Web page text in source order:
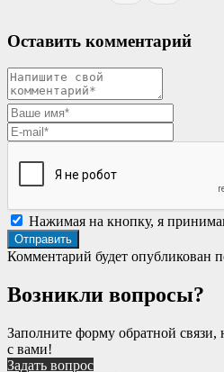
Оставить комментарий
Нажимая на кнопку, я
Комментарий будет опубликован
Возникли вопросы?
Заполните форму обратной
с вами!
Задать вопрос